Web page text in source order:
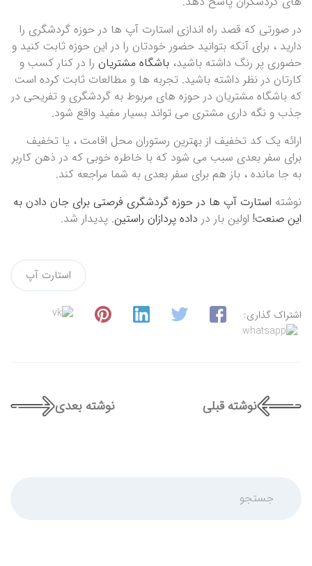
در صورتی که قصد راه اندازی استارت آپ ها در حوزه گردشگری را
دارید ، برای آنکه بتوانید حضور خودتان را در این حوزه ثابت کنید و
حضوری پر رنگ داشته باشید، باشگاه مشتریان را در کنار کسب و
کارتان در نظر داشته باشید. تجربه ها و مطالعات ثابت کرده است
که باشگاه مشتریان در حوزه های مربوط به گردشگری و تفریحی در
جذب و نگه داری مشتری می تواند بسیار مفید واقع شود.
ارائه یک کد تخفیف از بهترین رستوران محل اقامت ، یا تخفیف
برای سفر بعدی سبب می شود که با خاطره خوبی که در ذهن کاربر
به جا مانده ، باز هم برای سفر بعدی به شما مراجعه کند.
نوشته استارت آپ ها در حوزه گردشگری فرصتی برای جان دادن به
این صنعت! اولین بار در داده پردازان راستین. پدیدار شد.
استارت آپ
اشتراک گذاری:
نوشته قبلی نوشته بعدی